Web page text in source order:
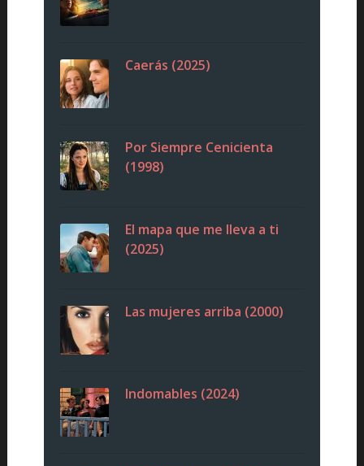
Caerás (2025)
Por Siempre Cenicienta
(1998)
El mapa que me lleva a ti
(2025)
Las mujeres arriba (2000)
Indomables (2024)